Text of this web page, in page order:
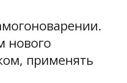
нового
применять